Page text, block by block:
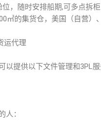
，随时安排船期,可多点拆
㎡的集货仓，美国（自营）
运代理
提供以下文件管理和3PL服
人：